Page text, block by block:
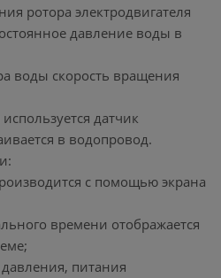
ротора электродвигателя
давление воды в
воды скорость вращения
датчик
в водопровод.
с помощью экрана
времени отображается
питания